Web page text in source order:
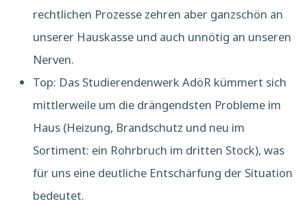
rechtlichen Prozesse zehren aber ganzschön an
unserer Hauskasse und auch unnötig an unseren
Nerven.
Top: Das Studierendenwerk AdöR kümmert sich
mittlerweile um die drängendsten Probleme im
Haus (Heizung, Brandschutz und neu im
Sortiment: ein Rohrbruch im dritten Stock), was
für uns eine deutliche Entschärfung der Situation
bedeutet.